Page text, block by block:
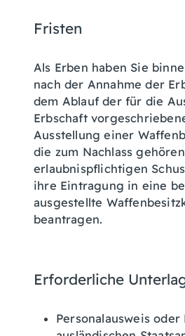
Fristen
Als Erben haben Sie
nach der Annahme der
dem Ablauf der für die
Erbschaft
Ausstellung einer
die zum Nachlass
erlaubnispflichtigen
ihre Eintragung in eine
ausgestellte
beantragen.
Erforderliche
Personalausweis oder